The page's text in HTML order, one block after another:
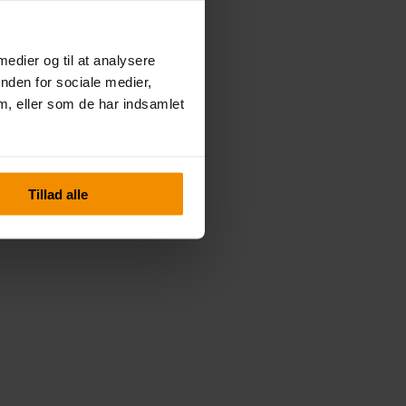
og til at analysere
for sociale medier,
eller som de har indsamlet
Tillad alle